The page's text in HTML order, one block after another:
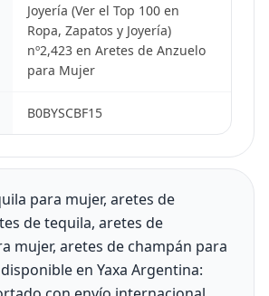
Joyería (Ver el Top 100 en
Ropa, Zapatos y Joyería)
nº2,423 en Aretes de Anzuelo
para Mujer
B0BYSCBF15
para mujer, aretes de
de tequila, aretes de
mujer, aretes de champán para
en Yaxa Argentina: